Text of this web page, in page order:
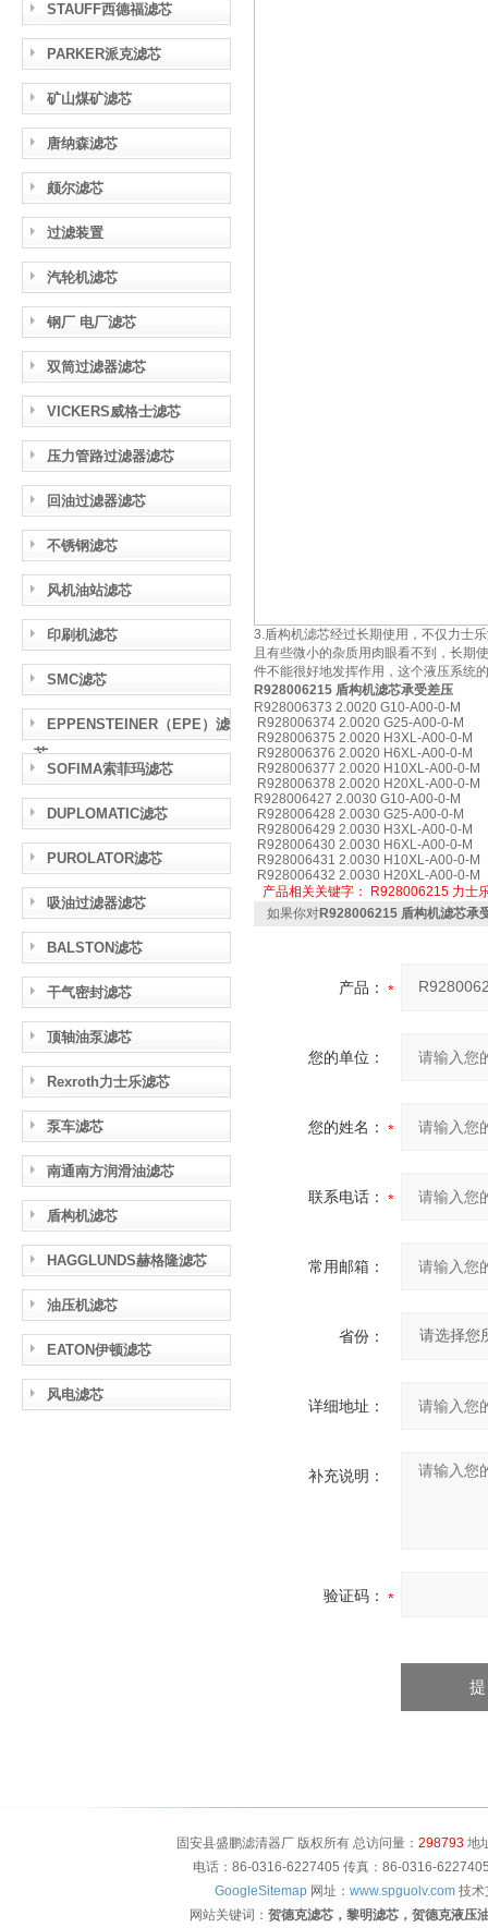
STAUFF西德福滤芯
PARKER派克滤芯
矿山煤矿滤芯
唐纳森滤芯
颇尔滤芯
过滤装置
汽轮机滤芯
钢厂 电厂滤芯
双筒过滤器滤芯
VICKERS威格士滤芯
压力管路过滤器滤芯
回油过滤器滤芯
不锈钢滤芯
风机油站滤芯
印刷机滤芯
SMC滤芯
EPPENSTEINER（EPE）滤
芯
SOFIMA索菲玛滤芯
DUPLOMATIC滤芯
PUROLATOR滤芯
吸油过滤器滤芯
BALSTON滤芯
干气密封滤芯
顶轴油泵滤芯
Rexroth力士乐滤芯
泵车滤芯
南通南方润滑油滤芯
盾构机滤芯
HAGGLUNDS赫格隆滤芯
油压机滤芯
EATON伊顿滤芯
风电滤芯
3.盾构机滤芯经过长期使用，不仅力士
且有些微小的杂质用肉眼看不到，长期
件不能很好地发挥作用，这个液压系统
R928006215 盾构机滤芯承受差压
R928006373 2.0020 G10-A00-0-M
R928006374 2.0020 G25-A00-0-M
R928006375 2.0020 H3XL-A00-0-M
R928006376 2.0020 H6XL-A00-0-M
R928006377 2.0020 H10XL-A00-0-M
R928006378 2.0020 H20XL-A00-0-M
R928006427 2.0030 G10-A00-0-M
R928006428 2.0030 G25-A00-0-M
R928006429 2.0030 H3XL-A00-0-M
R928006430 2.0030 H6XL-A00-0-M
R928006431 2.0030 H10XL-A00-0-M
R928006432 2.0030 H20XL-A00-0-M
产品相关关键字：
R928006215 力士
如果你对R928006215 盾构机滤芯承
产品：
您的单位：
您的姓名：
联系电话：
常用邮箱：
省份：
详细地址：
补充说明：
验证码：
固安县盛鹏滤清器厂 版权所有 总访问量： 298793地
电话：86-0316-6227405 传真：86-0316-
GoogleSitemap 网址： www.spguolv.com 技术
网站关键词： 贺德克滤芯，黎明滤芯，贺德克液压